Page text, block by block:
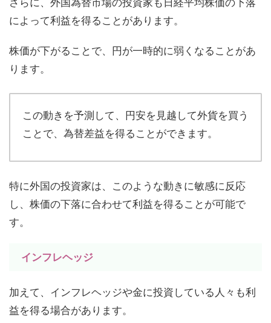
さらに、外国為替市場の投資家も日経平均株価の下落
によって利益を得ることがあります。
株価が下がることで、円が一時的に弱くなることがあ
ります。
この動きを予測して、円安を見越して外貨を買う
ことで、為替差益を得ることができます。
特に外国の投資家は、このような動きに敏感に反応
し、株価の下落に合わせて利益を得ることが可能で
す。
インフレヘッジ
加えて、インフレヘッジや金に投資している人々も利
益を得る場合があります。